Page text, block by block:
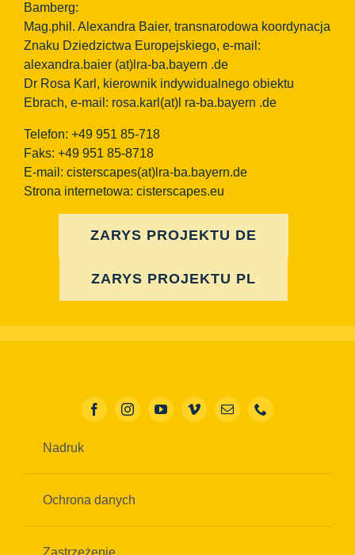
Bamberg:
Mag.phil. Alexandra Baier, transnarodowa koordynacja
Znaku Dziedzictwa Europejskiego, e-mail:
alexandra.baier (at)lra-ba.bayern .de
Dr Rosa Karl, kierownik indywidualnego obiektu
Ebrach, e-mail: rosa.karl(at)l ra-ba.bayern .de
Telefon: +49 951 85-718
Faks: +49 951 85-8718
E-mail: cisterscapes(at)lra-ba.bayern.de
Strona internetowa: cisterscapes.eu
ZARYS PROJEKTU DE
ZARYS PROJEKTU PL
Nadruk
Ochrona danych
Zastrzeżenie